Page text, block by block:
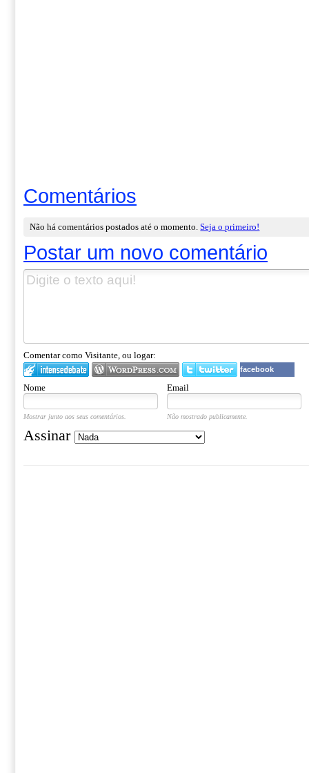
Comentários
Não há comentários postados até o momento.Seja o primeiro!
Postar um novo comentário
Comentar como Visitante, ou logar:
facebook
Nome Email
Mostrar junto aos seus comentários. Não mostrado publicamente.
Assinar